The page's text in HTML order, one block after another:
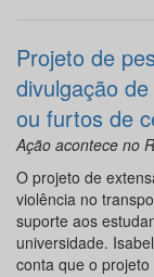
Projeto de
divulgação
ou furtos de
Ação acontece no
O projeto de
violência no
suporte aos
universidade.
conta que o